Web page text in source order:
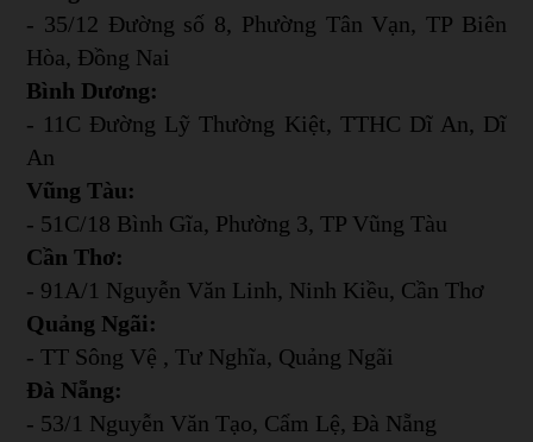
- 35/12 Đường số 8, Phường Tân Vạn, TP Biên
Hòa, Đồng Nai
Bình Dương:
- 11C Đường Lỹ Thường Kiệt, TTHC Dĩ An, Dĩ
An
Vũng Tàu:
- 51C/18 Bình Gĩa, Phường 3, TP Vũng Tàu
Cần Thơ:
- 91A/1 Nguyễn Văn Linh, Ninh Kiều, Cần Thơ
Quảng Ngãi:
- TT Sông Vệ , Tư Nghĩa, Quảng Ngãi
Đà Nẵng:
- 53/1 Nguyễn Văn Tạo, Cẩm Lệ, Đà Nẵng